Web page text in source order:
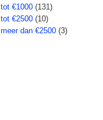
tot €1000 (131)
tot €2500 (10)
meer dan €2500 (3)